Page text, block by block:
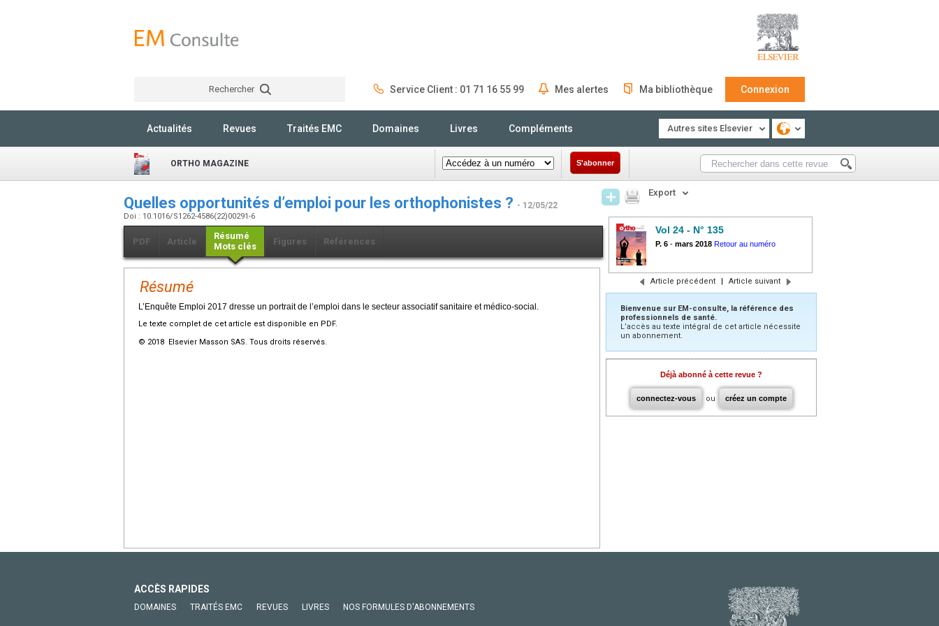
Rechercher Service Client : 01 71 16 55 99 Mes alertes Ma bibliothèque Connexion
Actualités Revues Traités EMC Domaines Livres Compléments Autres sites Elsevier
ORTHO MAGAZINE S'abonner
Quelles opportunités d’emploi pour les orthophonistes ? - 12/05/22
Doi : 10.1016/S1262-4586(22)00291-6
PDF Article
Résumé
Mots clés
Figures Références
Résumé
L’Enquête Emploi 2017 dresse un portrait de l’emploi dans le secteur associatif sanitaire et médico-social.
Le texte complet de cet article est disponible en PDF.
© 2018 Elsevier Masson SAS. Tous droits réservés.
Export
Vol 24 - N° 135
P. 6 - mars 2018 Retour au numéro
Article précédent | Article suivant
Bienvenue sur EM-consulte, la référence des
professionnels de santé.
L’accès au texte intégral de cet article nécessite
un abonnement.
Déjà abonné à cette revue ?
connectez-vous ou créez un compte
ACCÈS RAPIDES
DOMAINES TRAITÉS EMC REVUES LIVRES NOS FORMULES D'ABONNEMENTS